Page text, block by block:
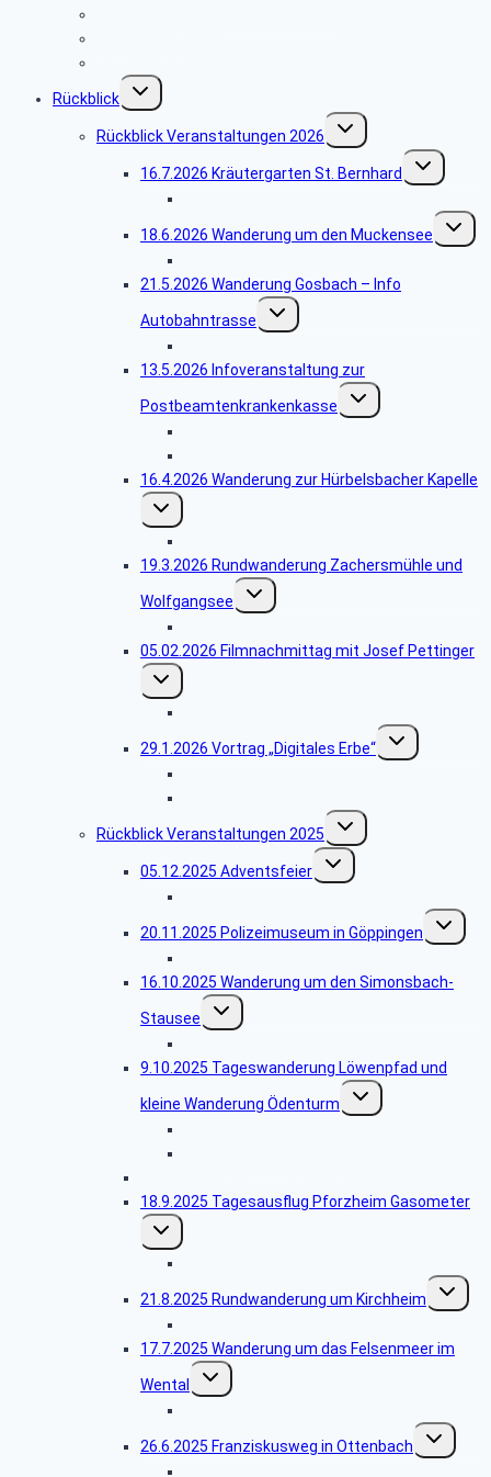
Rückblick
Untermenü
umschalten
Rückblick Veranstaltungen 2026
Untermenü
umschalten
16.7.2026 Kräutergarten St. Bernhard
Untermenü
umschalten
18.6.2026 Wanderung um den Muckensee
21.5.2026 Wanderung Gosbach – Info
Autobahntrasse
Untermenü
umschalten
13.5.2026 Infoveranstaltung zur
Postbeamtenkrankenkasse
Untermenü
umschalten
16.4.2026 Wanderung zur Hürbelsbacher Kapelle
Untermenü
umschalten
19.3.2026 Rundwanderung Zachersmühle und
Wolfgangsee
Untermenü
umschalten
05.02.2026 Filmnachmittag mit Josef Pettinger
Untermenü
umschalten
29.1.2026 Vortrag „Digitales Erbe“
Untermenü
umschalten
Rückblick Veranstaltungen 2025
Untermenü
umschalten
05.12.2025 Adventsfeier
Untermenü
umschalten
20.11.2025 Polizeimuseum in Göppingen
16.10.2025 Wanderung um den Simonsbach-
Stausee
Untermenü
umschalten
9.10.2025 Tageswanderung Löwenpfad und
kleine Wanderung Ödenturm
Untermenü
umschalten
18.9.2025 Tagesausflug Pforzheim Gasometer
Untermenü
umschalten
21.8.2025 Rundwanderung um Kirchheim
17.7.2025 Wanderung um das Felsenmeer im
Wental
Untermenü
umschalten
26.6.2025 Franziskusweg in Ottenbach
Untermenü
umschalten